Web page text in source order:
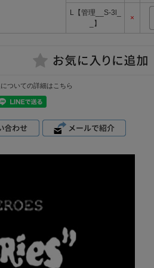
L【管理__S-3l_
_】
×
ついての詳細はこちら